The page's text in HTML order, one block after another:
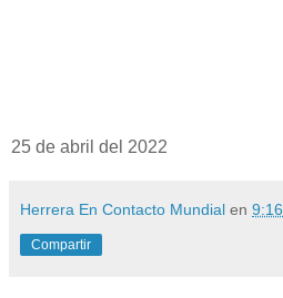
25 de abril del 2022
Herrera En Contacto Mundial en 9:16
Compartir